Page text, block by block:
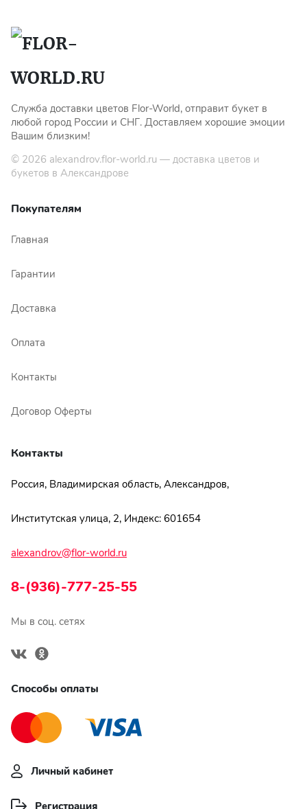
Служба доставки цветов Flor-World, отправит букет в
любой город России и СНГ. Доставляем хорошие эмоции
Вашим близким!
© 2026 alexandrov.flor-world.ru — доставка цветов и
букетов в Александрове
Покупателям
Главная
Гарантии
Доставка
Оплата
Контакты
Договор Оферты
Контакты
Россия, Владимирская область, Александров,
Институтская улица, 2, Индекс: 601654
alexandrov@flor-world.ru
8-(936)-777-25-55
Мы в соц. сетях
Способы оплаты
Личный кабинет